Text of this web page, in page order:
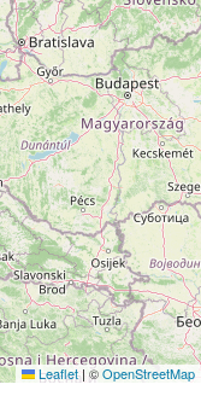
Leaflet |©OpenStreetMap